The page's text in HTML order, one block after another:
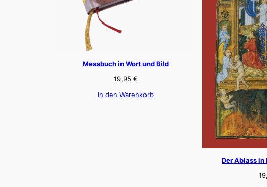
Messbuch in Wort und Bild
19,95 €
In den Warenkorb
Der Ablass in